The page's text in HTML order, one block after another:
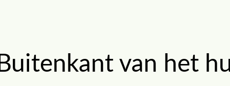
Buitenkant van het